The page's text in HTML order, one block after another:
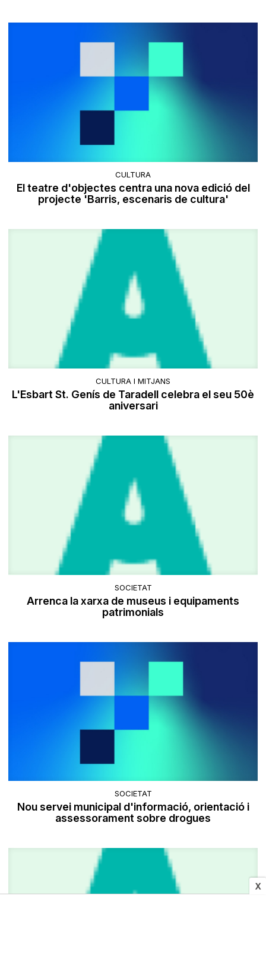
X
CULTURA
El teatre d'objectes centra una nova edició del
projecte 'Barris, escenaris de cultura'
CULTURA I MITJANS
L'Esbart St. Genís de Taradell celebra el seu 50è
aniversari
SOCIETAT
Arrenca la xarxa de museus i equipaments
patrimonials
SOCIETAT
Nou servei municipal d'informació, orientació i
assessorament sobre drogues